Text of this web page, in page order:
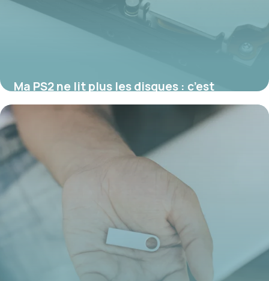
Ma PS2 ne lit plus les disques : c’est
réparable ?
17 juillet 2026